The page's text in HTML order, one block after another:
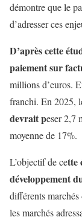
démontre que le
d’adresser ces
D’après cette
paiement sur
millions d’euros.
franchi. En 2025,
devrait peser 2,7
moyenne de 17%.
L’objectif de cette
développement
différents
les marchés